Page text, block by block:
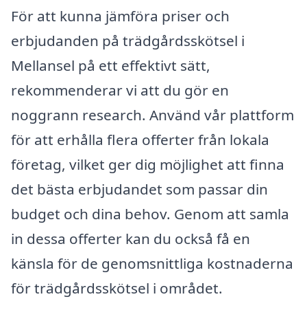
För att kunna jämföra priser och
erbjudanden på trädgårdsskötsel i
Mellansel på ett effektivt sätt,
rekommenderar vi att du gör en
noggrann research. Använd vår plattform
för att erhålla flera offerter från lokala
företag, vilket ger dig möjlighet att finna
det bästa erbjudandet som passar din
budget och dina behov. Genom att samla
in dessa offerter kan du också få en
känsla för de genomsnittliga kostnaderna
för trädgårdsskötsel i området.